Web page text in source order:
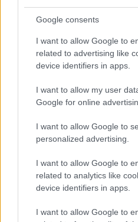
Google consents
I want to allow Google to
related to advertising like
device identifiers in apps.
I want to allow my user
Google for online
I want to allow Google to
personalized advertising.
I want to allow Google to
related to analytics like
device identifiers in apps.
I want to allow Google to